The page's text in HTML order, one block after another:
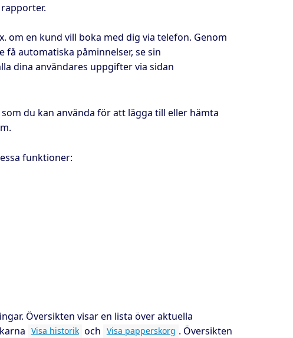
om en kund vill boka med dig via telefon. Genom
få automatiska påminnelser, se sin
dina användares uppgifter via sidan
som du kan använda för att lägga till eller hämta
funktioner:
Översikten visar en lista över aktuella
Visa historik och Visa papperskorg . Översikten